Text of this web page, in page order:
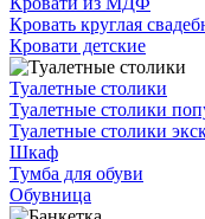
Кровать круглая
Кровати детские
Туалетные столики
Туалетные столики
Туалетные столики
Шкаф
Тумба для обуви
Обувница